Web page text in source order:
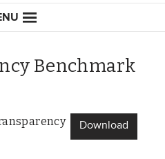
Benchmark
Download